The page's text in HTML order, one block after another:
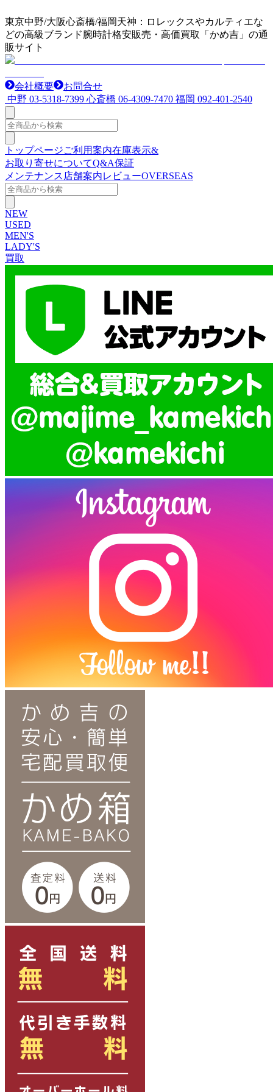
東京中野/大阪心斎橋/福岡天神：ロレックスやカルティエな
どの高級ブランド腕時計格安販売・高価買取「かめ吉」の通
販サイト
会社概要
お問合せ
中野 03-5318-7399 心斎橋 06-4309-7470 福岡 092-401-2540
トップページご利用案内在庫表示&
お取り寄せについてQ&A保証
メンテナンス 店舗案内レビューOVERSEAS
NEW
USED
MEN'S
LADY'S
買取